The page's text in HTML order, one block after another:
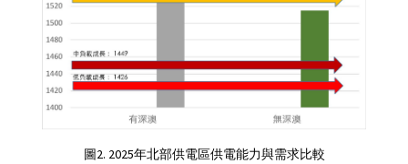
圖2. 2025年北部供電區供電能力與需求比較